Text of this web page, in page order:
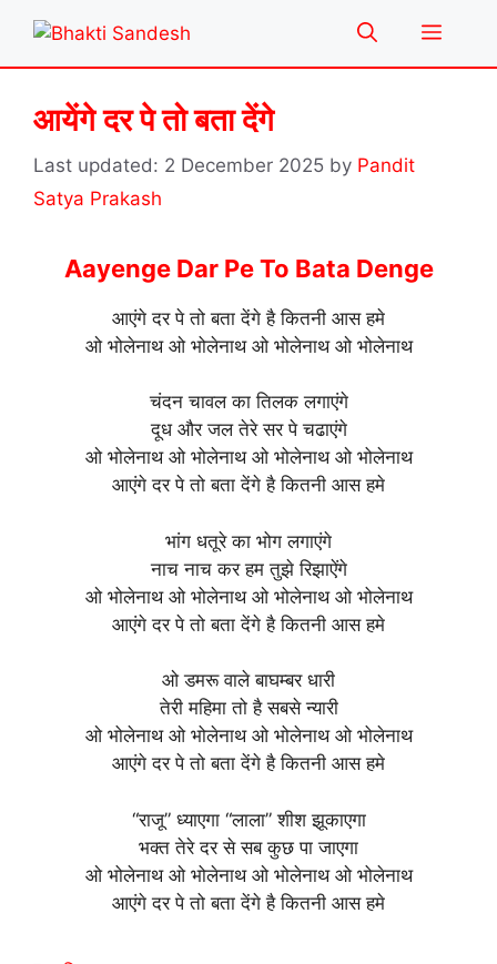
content
Menu
आयेंगे दर पे तो बता देंगे
2 December 2025 by Pandit
Satya Prakash
Aayenge Dar Pe To Bata Denge
आएंगे दर पे तो बता देंगे है कितनी आस हमे
ओ भोलेनाथ ओ भोलेनाथ ओ भोलेनाथ ओ भोलेनाथ
चंदन चावल का तिलक लगाएंगे
दूध और जल तेरे सर पे चढाएंगे
ओ भोलेनाथ ओ भोलेनाथ ओ भोलेनाथ ओ भोलेनाथ
आएंगे दर पे तो बता देंगे है कितनी आस हमे
भांग धतूरे का भोग लगाएंगे
नाच नाच कर हम तुझे रिझाऐंगे
ओ भोलेनाथ ओ भोलेनाथ ओ भोलेनाथ ओ भोलेनाथ
आएंगे दर पे तो बता देंगे है कितनी आस हमे
ओ डमरू वाले बाघम्बर धारी
तेरी महिमा तो है सबसे न्यारी
ओ भोलेनाथ ओ भोलेनाथ ओ भोलेनाथ ओ भोलेनाथ
आएंगे दर पे तो बता देंगे है कितनी आस हमे
“राजू” ध्याएगा “लाला” शीश झूकाएगा
भक्त तेरे दर से सब कुछ पा जाएगा
ओ भोलेनाथ ओ भोलेनाथ ओ भोलेनाथ ओ भोलेनाथ
आएंगे दर पे तो बता देंगे है कितनी आस हमे